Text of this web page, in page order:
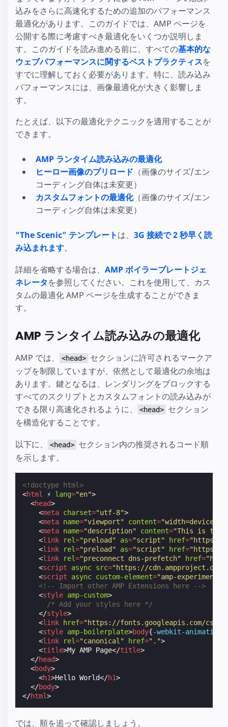
込みをさらに高速化するための追加のパフォーマンス
最適化があります。このガイドでは、AMP ページを
公開する際に考慮すべき最適化をいくつか説明しま
す。このガイドを読み進める前に、すべての基本的な
ウェブパフォーマンスに関するベストプラクティスを
すでに理解しておく必要があります。特に、読み込み
パフォーマンスには、画像最適化が大きく影響しま
す。
たとえば、以下の最適化テクニックを適用することが
できます。
AMP ランタイム読み込みの最適化
ヒーロー画像のプリロード （画像のサイズ/エン
コーディング自体は未変更）
カスタムフォントの最適化（画像のサイズ/エン
コーディング自体は未変更）
"The Scenic" テンプレートは、 3G 接続で 2 秒早く読
み込まれます。
詳細を省略する場合は、 AMP ボイラープレートジェ
ネレータを参照してください。これを使用して、カス
タムの最適化 AMP ページを生成することができま
す。
AMP ランタイム読み込みの最適化
AMP では、 <head> セクションに許可されるマークア
ップを制限していますが、依然として最適化の余地は
あります。鍵となるは、レンダリングをブロックする
すべてのスクリプトとカスタムフォントの読み込みが
できる限り高速化されるように、
<head> セクション
を構造化することです。
以下に、
<head> セクション内の推奨されるコード順
を示します。
<!doctype html>
<html ⚡ lang="en">
<head>
<meta charset="utf-8">
<meta name="viewport" content="width=device-
<meta name="description" content="This is the
<link rel="preload" as="script" href="https://
<link rel="preload" as="script" href="https://
<link rel="preconnect dns-prefetch" href=
<script async src="https://
<script async custom-element="amp-experiment"
<!-- Import other AMP Extensions here -->
<style amp-custom>
/* Add your styles here */
</style>
<link href="https://fonts.googleapis.com/
<style amp-boilerplate>body{-webkit-animation
<link rel="canonical" href=".">
<title>My AMP Page</title>
</head>
<body>
<h1>Hello World</h1>
</body>
</html>
では、順を追って確認しましょう。